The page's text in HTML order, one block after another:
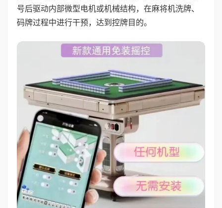
号后驱动内部微型电机或机械结构，在麻将机洗牌、
码牌过程中进行干预，达到控牌目的。